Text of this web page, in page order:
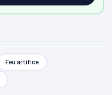
Feu artifice